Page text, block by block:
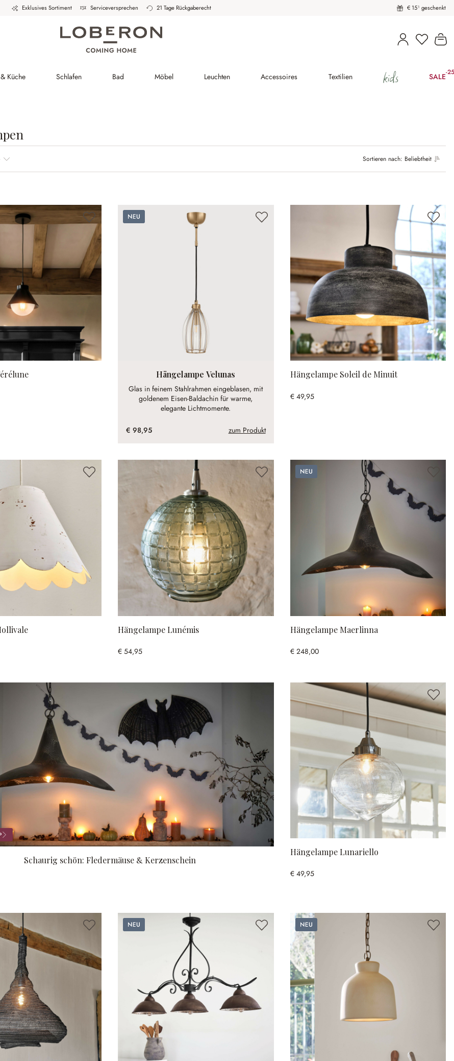
Exklusives Sortiment Serviceversprechen 21 Tage Rückgaberecht € 15¹ geschenkt
Küche Schlafen Bad Möbel Leuchten Accessoires Textilien kids SALE-
Sortieren nach: Beliebtheit
Neu
Hängelampe Velunas
Glas in feinem Stahlrahmen eingeblasen, mit
goldenem Eisen-Baldachin für warme,
elegante Lichtmomente.
€ 98,95 zum Produkt
Hängelampe Soleil de Minuit
€ 49,95
Hängelampe Lunémis
€ 54,95
Neu
Hängelampe Maerlinna
€ 248,00
Schaurig schön: Fledermäuse & Kerzenschein
Hängelampe Lunariello
€ 49,95
Neu Neu